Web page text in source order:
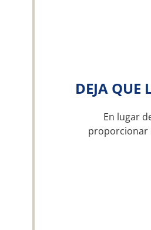
DEJA QUE
En lugar
proporcionar